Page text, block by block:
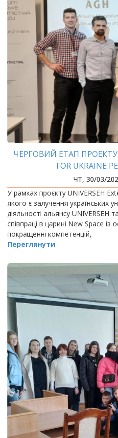
ЧЕРГОВИЙ ЕТАП ПРОЕКТУ
FOR UKRAINE
ЧТ, 30/03/
У рамках проєкту UNIVERSEH
якого є залучення українських
діяльності альянсу UNIVERSEH
співпраці в царині New Space
покращенні компетенцій,
Переглянути